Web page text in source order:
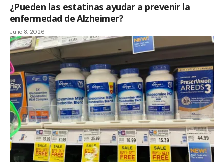
¿Pueden las estatinas ayudar a prevenir la
enfermedad de Alzheimer?
Julio 8, 2026